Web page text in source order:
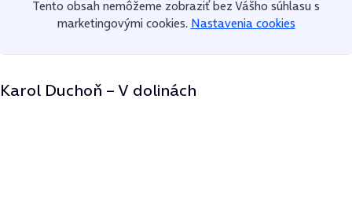
Tento obsah nemôžeme zobraziť bez Vášho súhlasu s
marketingovými cookies. Nastavenia cookies
Karol Duchoň – V dolinách